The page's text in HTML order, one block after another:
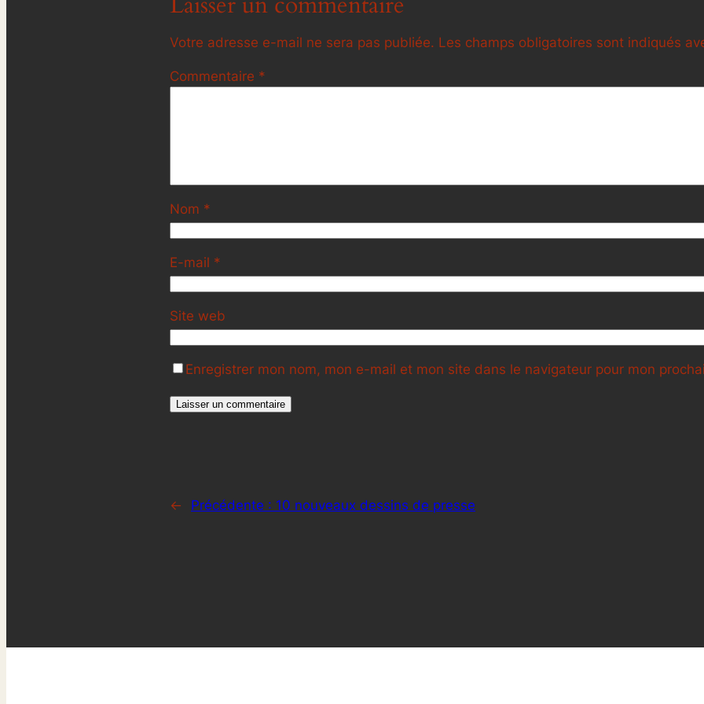
Votre adresse e-mail ne sera pas publiée. Les champs obligatoires sont indiqués
Commentaire *
Nom *
E-mail *
Site web
Enregistrer mon nom, mon e-mail et mon site dans le navigateur pour mon
← Précédente : 10 nouveaux dessins de presse